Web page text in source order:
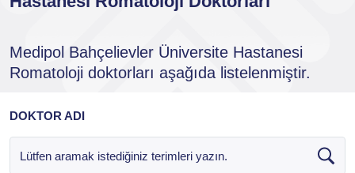
Medipol Bahçelievler Üniversite Hastanesi
Romatoloji doktorları aşağıda listelenmiştir.
DOKTOR ADI